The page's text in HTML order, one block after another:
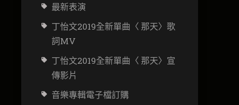
最新表演
丁怡文2019全新單曲〈 那天〉歌
詞MV
丁怡文2019全新單曲〈 那天〉宣
傳影片
音樂專輯電子檔訂購